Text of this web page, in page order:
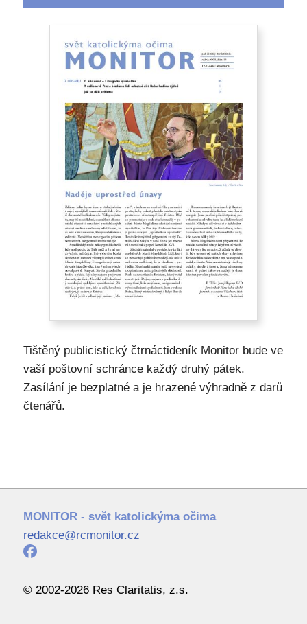
Tištěný publicistický čtrnáctideník Monitor bude ve
vaší poštovní schránce každý druhý pátek.
Zasílání je bezplatné a je hrazené výhradně z darů
čtenářů.
MONITOR - svět katolickýma očima
redakce@rcmonitor.cz
© 2002-2026 Res Claritatis, z.s.